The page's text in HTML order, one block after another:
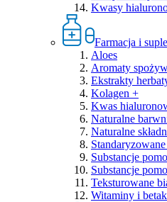
Kwasy
Farmacja i
Aloes
Aromaty
Ekstrakty
Kolagen +
Kwas
Naturalne
Naturalne
Substancje
Substancje
Teksturowane
Witaminy i